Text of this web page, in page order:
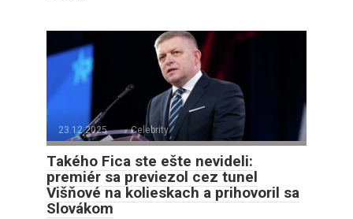
23.12.2025 Celebrity
Takého Fica ste ešte nevideli:
premiér sa previezol cez tunel
Višňové na kolieskach a prihovoril sa
Slovákom